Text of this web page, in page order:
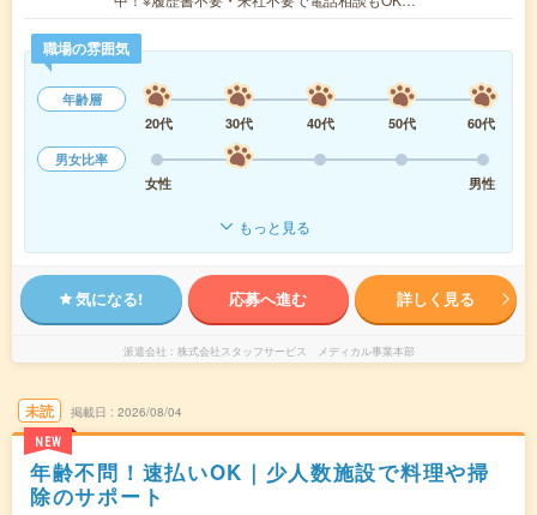
職場の雰囲気
年齢層
20代
30代 40代 50代
60代
男女比率
女性
男性
もっと見る
気になる! 応募へ進む 詳しく見る
派遣会社 株式会社スタッフサービス メディカル事業本部
未読
NEW
掲載日 2026/08/04
年齢不問！速払いOK｜少人数施設で料理や掃
除のサポート